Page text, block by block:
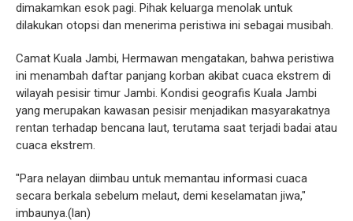
dimakamkan esok pagi. Pihak keluarga menolak untuk
dilakukan otopsi dan menerima peristiwa ini sebagai musibah.
Camat Kuala Jambi, Hermawan mengatakan, bahwa peristiwa
ini menambah daftar panjang korban akibat cuaca ekstrem di
wilayah pesisir timur Jambi. Kondisi geografis Kuala Jambi
yang merupakan kawasan pesisir menjadikan masyarakatnya
rentan terhadap bencana laut, terutama saat terjadi badai atau
cuaca ekstrem.
"Para nelayan diimbau untuk memantau informasi cuaca
secara berkala sebelum melaut, demi keselamatan jiwa,"
imbaunya.(lan)